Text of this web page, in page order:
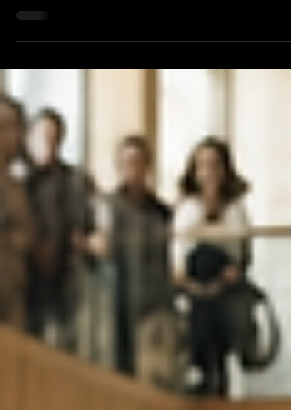
stroomt, stiltes voelen niet ongemakkelijk
en je hebt het gevoel dat je jezelf niet
tegenovergestelde. Diegene heeft nog
nauwelijks iets verkeerds gezegd, maar je
voelt weerstand. Je wordt onrustig,
of vermoeid. Misschien irriteert het tempo
waarin iemand praat je. Misschien de
manier waarop diegene naar je kijkt, twijfe